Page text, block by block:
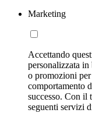
Marketing
Accettando
personalizzata
o promozioni
comportamento
successo. Con il
seguenti servizi